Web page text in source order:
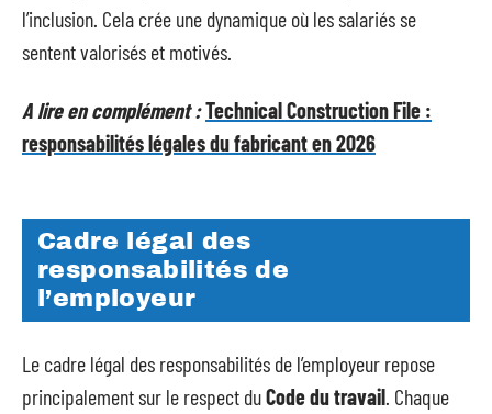
l’inclusion. Cela crée une dynamique où les salariés se
sentent valorisés et motivés.
A lire en complément :Technical Construction File :
responsabilités légales du fabricant en 2026
Cadre légal des
responsabilités de
l’employeur
Le cadre légal des responsabilités de l’employeur repose
principalement sur le respect duCode du travail . Chaque